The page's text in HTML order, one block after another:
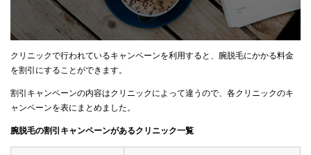
クリニックで行われているキャンペーンを利用すると、腕脱毛にかかる料金
を割引にすることができます。
割引キャンペーンの内容はクリニックによって違うので、各クリニックのキ
ャンペーンを表にまとめました。
腕脱毛の割引キャンペーンがあるクリニック一覧